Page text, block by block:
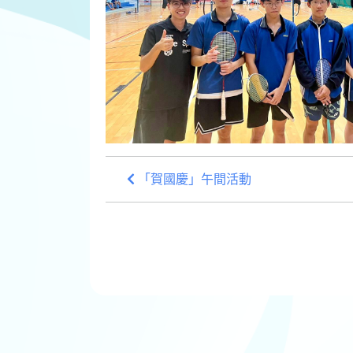
「賀國慶」午間活動